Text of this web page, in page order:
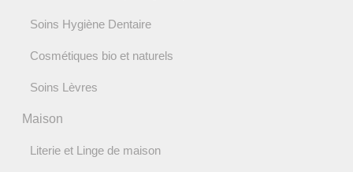
Soins Hygiène Dentaire
Cosmétiques bio et naturels
Soins Lèvres
Maison
Literie et Linge de maison